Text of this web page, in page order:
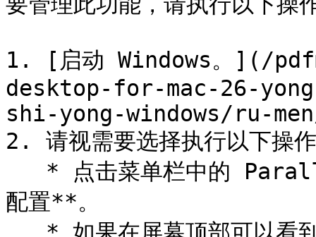
1. [启动 Windows。](/
desktop-for-mac-26-
shi-yong-windows/ru-
2. 请视需要选择执行以下操
配置**。